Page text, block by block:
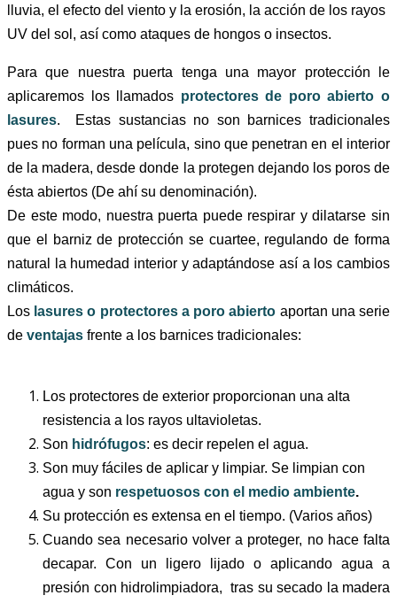
lluvia, el efecto del viento y la erosión, la acción de los rayos
UV del sol, así como ataques de hongos o insectos.
Para que nuestra puerta tenga una mayor protección le
aplicaremos los llamados protectores de poro abierto o
lasures. Estas sustancias no son barnices tradicionales
pues no forman una película, sino que penetran en el interior
de la madera, desde donde la protegen dejando los poros de
ésta abiertos (De ahí su denominación).
De este modo, nuestra puerta puede respirar y dilatarse sin
que el barniz de protección se cuartee, regulando de forma
natural la humedad interior yadaptándose así a los cambios
climáticos.
Los lasures o protectores a poro abierto aportan una serie
de ventajas frente a los barnices tradicionales:
Los protectores de exterior proporcionan una alta
resistencia a los rayos ultavioletas.
Son hidrófugos: es decir repelen el agua.
Son muy fáciles de aplicar y limpiar. Se limpian con
agua y son respetuosos con el medio ambiente.
Su protección es extensa en el tiempo. (Varios años)
Cuando sea necesario volver a proteger, no hace falta
decapar. Con un ligero lijado o aplicando agua a
presión con hidrolimpiadora, tras su secado la madera